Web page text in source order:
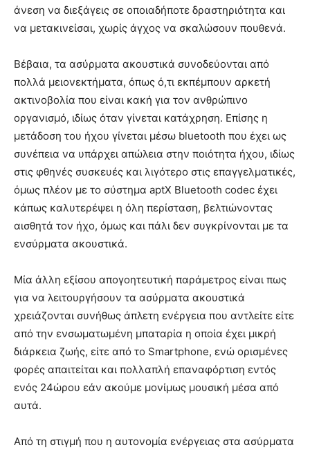
άνεση να διεξάγεις σε οποιαδήποτε δραστηριότητα και
να μετακινείσαι, χωρίς άγχος να σκαλώσουν πουθενά.
Βέβαια, τα ασύρματα ακουστικά συνοδεύονται από
πολλά μειονεκτήματα, όπως ό,τι εκπέμπουν αρκετή
ακτινοβολία που είναι κακή για τον ανθρώπινο
οργανισμό, ιδίως όταν γίνεται κατάχρηση. Επίσης η
μετάδοση του ήχου γίνεται μέσω bluetooth που έχει ως
συνέπεια να υπάρχει απώλεια στην ποιότητα ήχου, ιδίως
στις φθηνές συσκευές και λιγότερο στις επαγγελματικές,
όμως πλέον με το σύστημα aptX Bluetooth codec έχει
κάπως καλυτερέψει η όλη περίσταση, βελτιώνοντας
αισθητά τον ήχο, όμως και πάλι δεν συγκρίνονται με τα
ενσύρματα ακουστικά.
Μία άλλη εξίσου απογοητευτική παράμετρος είναι πως
για να λειτουργήσουν τα ασύρματα ακουστικά
χρειάζονται συνήθως άπλετη ενέργεια που αντλείτε είτε
από την ενσωματωμένη μπαταρία η οποία έχει μικρή
διάρκεια ζωής, είτε από το Smartphone, ενώ ορισμένες
φορές απαιτείται και πολλαπλή επαναφόρτιση εντός
ενός 24ώρου εάν ακούμε μονίμως μουσική μέσα από
αυτά.
Από τη στιγμή που η αυτονομία ενέργειας στα ασύρματα